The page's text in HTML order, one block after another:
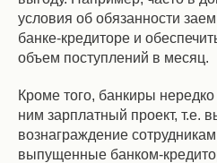
условия об обязанности
банке-кредиторе и
объем поступлений в месяц.
Кроме того, банкиры
ним зарплатный проект, т.е.
вознаграждение
выпущенные банком-